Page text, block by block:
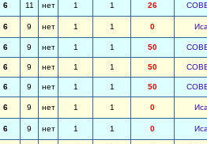
6 11 нет 1 1 26
6 9 нет 1 1 0
6 9 нет 1 1 50
6 9 нет 1 1 50
6 9 нет 1 1 50
6 9 нет 1 1 0
6 9 нет 1 1 0